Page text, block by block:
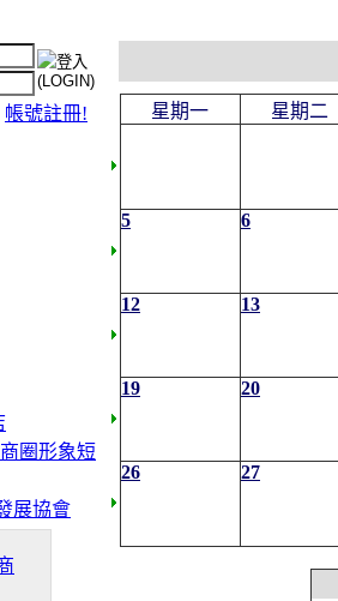
帳號註冊!
星期一 星期二
5 6
12 13
19 20
26 27